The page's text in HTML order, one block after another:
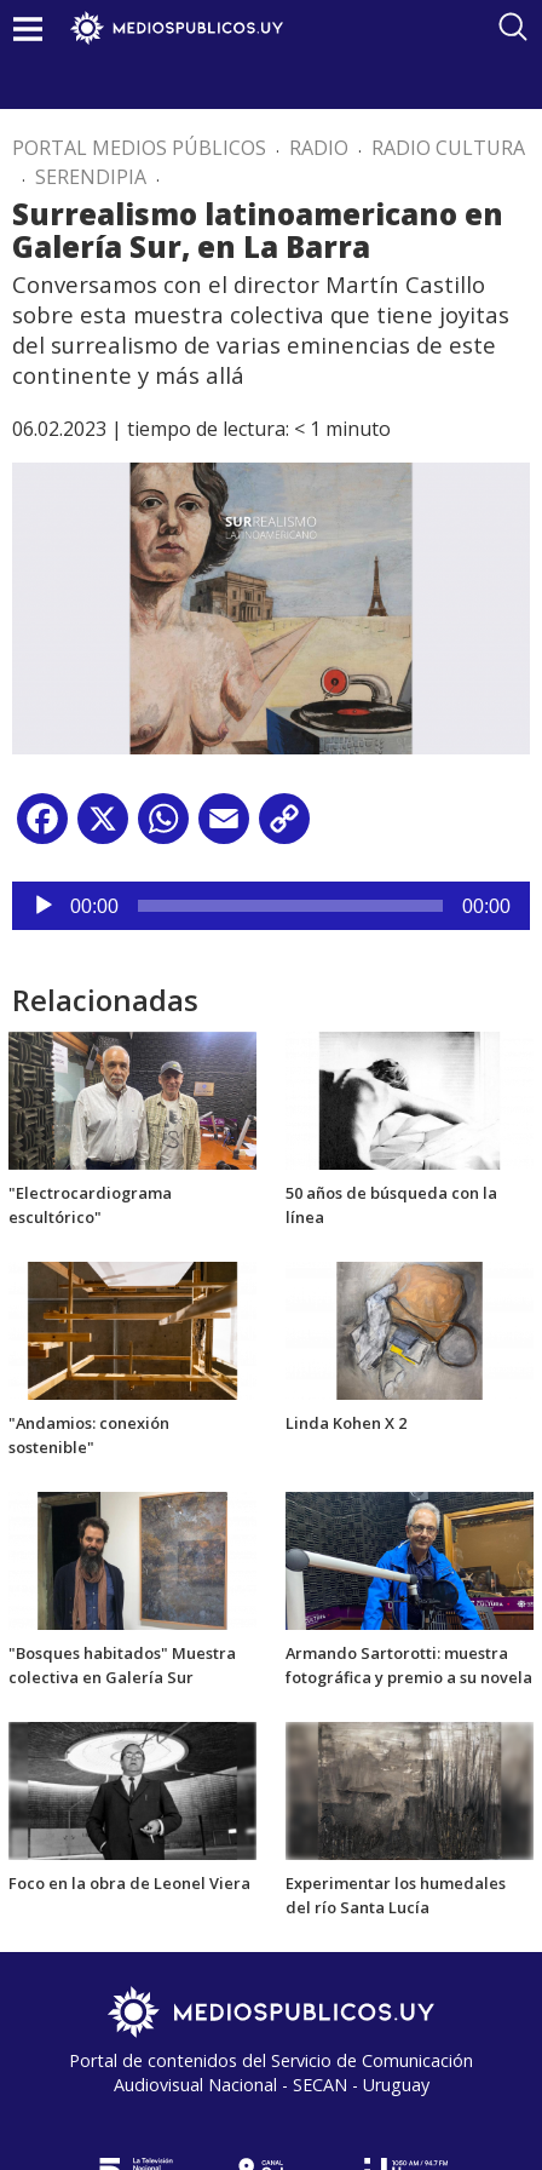
PORTAL MEDIOS PÚBLICOS . RADIO . RADIO CULTURA
. SERENDIPIA .
Surrealismo latinoamericano en
Galería Sur, en La Barra
Conversamos con el director Martín Castillo
sobre esta muestra colectiva que tiene joyitas
del surrealismo de varias eminencias de este
continente y más allá
06.02.2023 | tiempo de lectura: < 1 minuto
Facebook
X WhatsApp
Email
Reproductor
audio
00:00 00:00
Relacionadas
"Electrocardiograma
escultórico"
50 años de búsqueda con la
línea
"Andamios: conexión
sostenible"
Linda Kohen X 2
"Bosques habitados" Muestra
colectiva en Galería Sur
Armando Sartorotti: muestra
fotográfica y premio a su novela
Foco en la obra de Leonel Viera
Experimentar los humedales
del río Santa Lucía
Portal de contenidos del Servicio de Comunicación
Audiovisual Nacional - SECAN - Uruguay